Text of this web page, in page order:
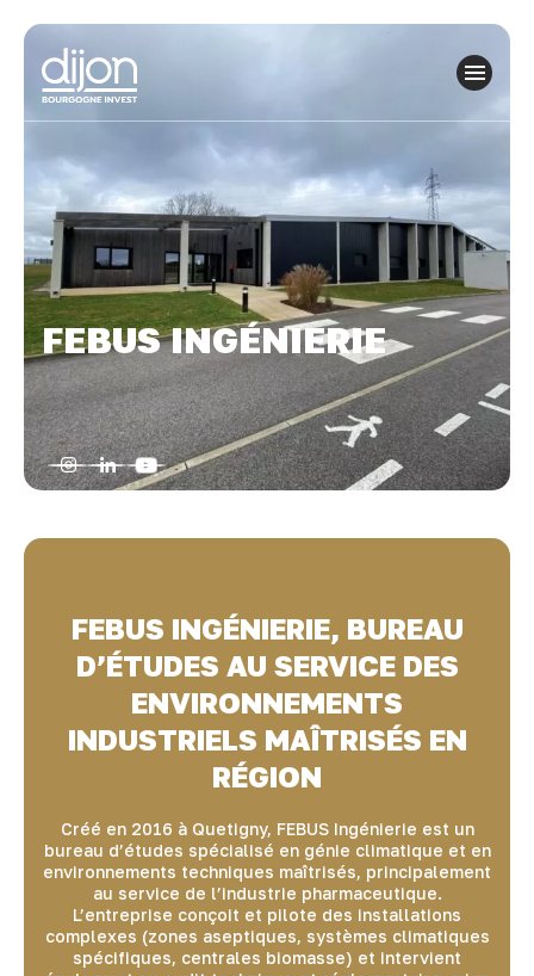
FEBUS INGÉNIERIE
FEBUS INGÉNIERIE, BUREAU
D’ÉTUDES AU SERVICE DES
ENVIRONNEMENTS
INDUSTRIELS MAÎTRISÉS EN
RÉGION
Créé en 2016 à Quetigny, FEBUS Ingénierie est un
bureau d’études spécialisé en génie climatique et en
environnements techniques maîtrisés, principalement
au service de l’industrie pharmaceutique.
L’entreprise conçoit et pilote des installations
complexes (zones aseptiques, systèmes climatiques
spécifiques, centrales biomasse) et intervient